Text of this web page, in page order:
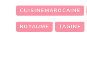
CUISINEMAROCAINE
ROYAUME TAGINE